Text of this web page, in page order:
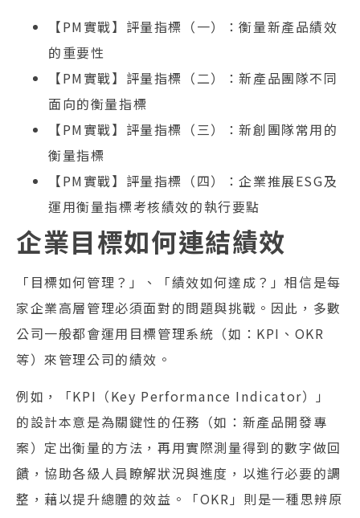
【PM實戰】評量指標（一）：衡量新產品績效
的重要性
【PM實戰】評量指標（二）：新產品團隊不同
面向的衡量指標
【PM實戰】評量指標（三）：新創團隊常用的
衡量指標
【PM實戰】評量指標（四）：企業推展ESG及
運用衡量指標考核績效的執行要點
企業目標如何連結績效
「目標如何管理？」、「績效如何達成？」相信是每
家企業高層管理必須面對的問題與挑戰。因此，多數
公司一般都會運用目標管理系統（如：KPI、OKR
等）來管理公司的績效。
例如，「KPI（Key Performance Indicator）」
的設計本意是為關鍵性的任務（如：新產品開發專
案）定出衡量的方法，再用實際測量得到的數字做回
饋，協助各級人員瞭解狀況與進度，以進行必要的調
整，藉以提升總體的效益。「OKR」則是一種思辨原